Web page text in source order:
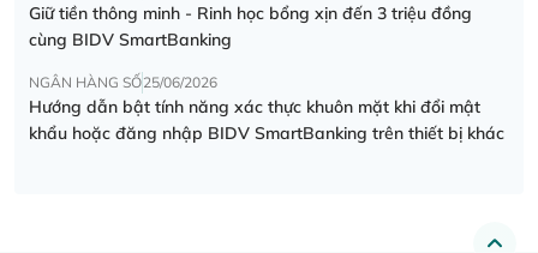
Giữ tiền thông minh - Rinh học bổng xịn đến 3 triệu đồng
cùng BIDV SmartBanking
NGÂN HÀNG SỐ25/06/2026
Hướng dẫn bật tính năng xác thực khuôn mặt khi đổi mật
khẩu hoặc đăng nhập BIDV SmartBanking trên thiết bị khác